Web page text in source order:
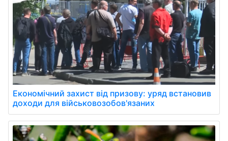
Економічний захист від призову: уряд встановив
доходи для військовозобов'язаних